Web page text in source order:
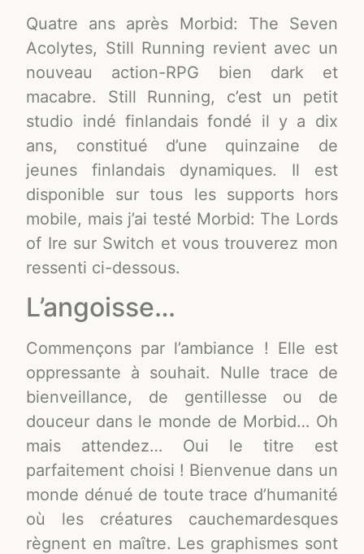
Quatre ans après Morbid: The Seven
Acolytes, Still Running revient avec un
nouveau action-RPG bien dark et
macabre. Still Running, c’est un petit
studio indé finlandais fondé il y a dix
ans, constitué d’une quinzaine de
jeunes finlandais dynamiques. Il est
disponible sur tous les supports hors
mobile, mais j’ai testé Morbid: The Lords
of Ire sur Switch et vous trouverez mon
ressenti ci-dessous.
L’angoisse…
Commençons par l’ambiance ! Elle est
oppressante à souhait. Nulle trace de
bienveillance, de gentillesse ou de
douceur dans le monde de Morbid… Oh
mais attendez… Oui le titre est
parfaitement choisi ! Bienvenue dans un
monde dénué de toute trace d’humanité
où les créatures cauchemardesques
règnent en maître. Les graphismes sont